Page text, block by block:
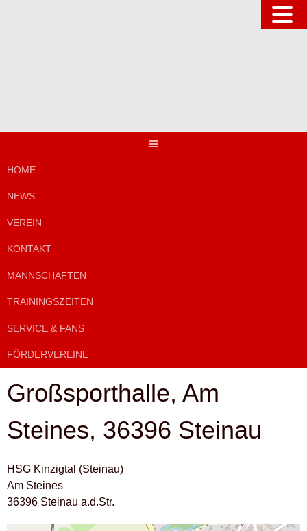
HOME
NEWS
VEREIN
KONTAKT
MANNSCHAFTEN
TRAININGSZEITEN
SERVICE & FANS
FÖRDERVEREINE
Großsporthalle, Am
Steines, 36396 Steinau
HSG Kinzigtal (Steinau)
Am Steines
36396 Steinau a.d.Str.